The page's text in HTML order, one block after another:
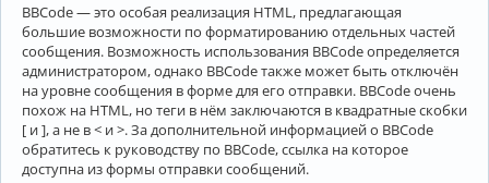
BBCode — это особая реализация HTML, предлагающая
большие возможности по форматированию отдельных частей
сообщения. Возможность использования BBCode определяется
администратором, однако BBCode также может быть отключён
на уровне сообщения в форме для его отправки. BBCode очень
похож на HTML, но теги в нём заключаются в квадратные скобки
[ и ], а не в < и >. За дополнительной информацией о BBCode
обратитесь к руководству по BBCode, ссылка на которое
доступна из формы отправки сообщений.